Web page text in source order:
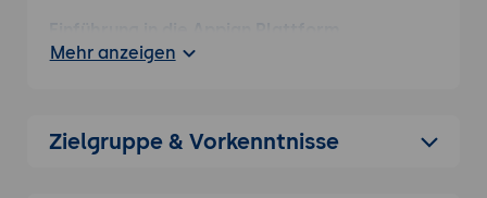
Überblick über die Low-Code Plattform
Anwendungsszenarien
Mehr anzeigen
Zielgruppe & Vorkenntnisse